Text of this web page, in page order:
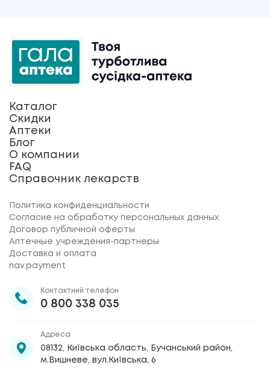
Каталог
Скидки
Аптеки
Блог
О компании
FAQ
Справочник лекарств
Политика конфиденциальности
Согласие на обработку персональных данных
Договор публичной оферты
Аптечные учреждения-партнеры
Доставка и оплата
nav.payment
Контактний телефон
0 800 338 035
Адреса
08132, Київська область, Бучанський район,
м.Вишневе, вул.Київська, 6